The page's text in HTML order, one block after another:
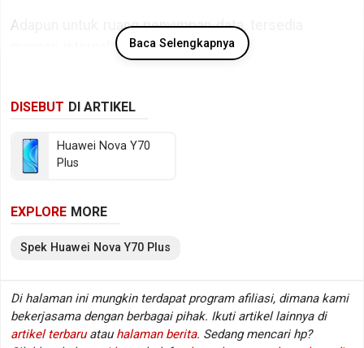
Adapun untuk ruang penyimpan data, tersedia
memori internal berkapasitas 128 GB.
chipset MediaTek Helio P35 MT6765 dengan memori
fotografi tersedia kamera belakang Triple lens dan
kamera depan Single lens, sementara baterainya
Berikut beberapa spesifikasi kunci Huawei Nova Y70
Plus.
Spesifikasi Huawei Nova Y70 Plus
Jaringan :GSM / HSDPA / LTE
Baca Selengkapnya
DISEBUT DI ARTIKEL
Huawei Nova Y70
Plus
EXPLORE MORE
Spek Huawei Nova Y70 Plus
Di halaman ini mungkin terdapat program afiliasi, dimana kami
bekerjasama dengan berbagai pihak. Ikuti artikel lainnya di
artikel terbaru atau halaman berita. Sedang mencari hp?